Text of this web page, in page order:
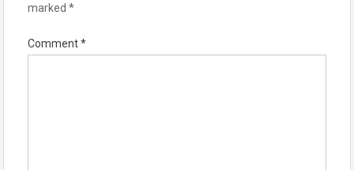
marked *
Comment*